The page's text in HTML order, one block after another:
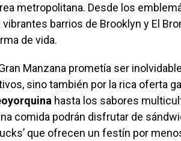
metropolitana. Desde los
barrios de Brooklyn y El
de vida.
Manzana prometía ser
sino también por la rica oferta
hasta los sabores
comida podrán disfrutar de
que ofrecen un festín por